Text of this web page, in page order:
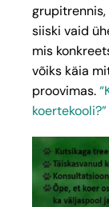
siiski vaid
mis
võiks käia
proovimas.
koertekooli?”